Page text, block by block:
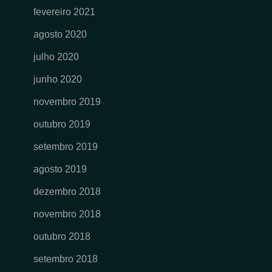
fevereiro 2021
agosto 2020
julho 2020
junho 2020
novembro 2019
outubro 2019
setembro 2019
agosto 2019
dezembro 2018
novembro 2018
outubro 2018
setembro 2018